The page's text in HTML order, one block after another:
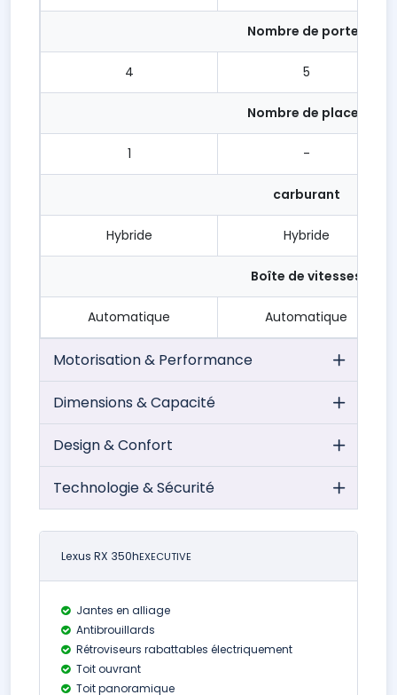
Nombre de portes
4 5
Nombre de places
1 -
carburant
Hybride Hybride
Boîte de vitesses
Automatique Automatique
Motorisation & Performance
Dimensions & Capacité
Design & Confort
Technologie & Sécurité
Lexus RX 350hEXECUTIVE
Jantes en alliage
Antibrouillards
Rétroviseurs rabattables électriquement
Toit ouvrant
Toit panoramique